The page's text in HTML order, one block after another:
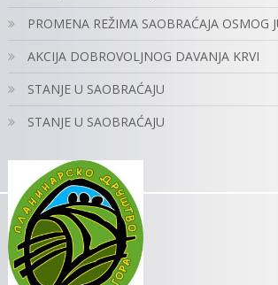
PROMENA REŽIMA SAOBRAĆAJA OSMOG
AKCIJA DOBROVOLJNOG DAVANJA KRVI
STANJE U SAOBRAĆAJU
STANJE U SAOBRAĆAJU